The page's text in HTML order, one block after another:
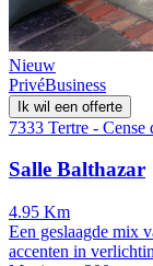
Nieuw
PrivéBusiness
Ik wil een offerte
7333 Tertre - Cense
Salle Balthazar
4.95 Km
Een geslaagde mix
accenten in